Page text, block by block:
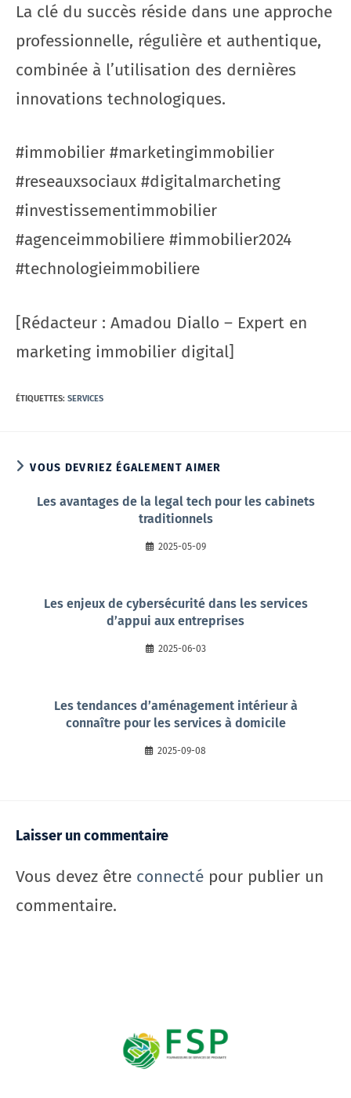
La clé du succès réside dans une approche
professionnelle, régulière et authentique,
combinée à l’utilisation des dernières
innovations technologiques.
#immobilier #marketingimmobilier
#reseauxsociaux #digitalmarcheting
#investissementimmobilier
#agenceimmobiliere #immobilier2024
#technologieimmobiliere
[Rédacteur : Amadou Diallo – Expert en
marketing immobilier digital]
ÉTIQUETTES: SERVICES
VOUS DEVRIEZ ÉGALEMENT AIMER
Les avantages de la legal tech pour les cabinets
traditionnels
2025-05-09
Les enjeux de cybersécurité dans les services
d’appui aux entreprises
2025-06-03
Les tendances d’aménagement intérieur à
connaître pour les services à domicile
2025-09-08
Laisser un commentaire
Vous devez être connecté pour publier un
commentaire.